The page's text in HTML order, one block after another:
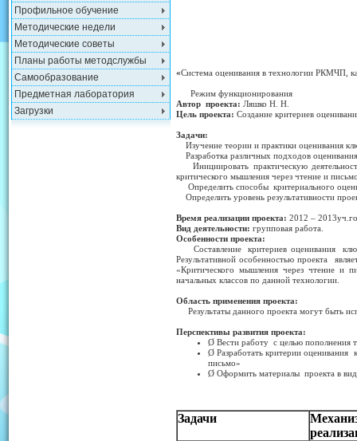
Профильное обучение
Методические недели
Методические советы
Планы работы методслужбы
Самообразование
Предметная лаборатория
Загрузки
«Система оценивания в технологии РКМЧП,
Режим функционирования
Автор проекта: Ляшко Н. Н.
Цель проекта: Создание критериев
Задачи:
Изучение теории и практики оценивания
Разработка различных подходов
Инициировать практическую
критического мышления через чтение и
Определить способы критериального
Определить уровень результативности
Время реализации проекта: 2012 –
Вид деятельности: групповая работа.
Особенности проекта:
Составление критериев оценивания
Результативной особенностью проекта
«Критического мышления через чтение и
начальных классов по данной технологии.
Область применения проекта:
Результаты данного проекта могут быть
Перспективы развития проекта:
Ø Вести работу с целью пополнения
Ø Разработать критерии
письмо»
Ø Оформить материалы проекта в
Задачи